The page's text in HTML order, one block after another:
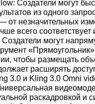
Создатели могут
из одного
от незначительных
всего
могут
чтобы размещать
расширять
3.0 и Kling 3.0 Omni
раскадровкой и